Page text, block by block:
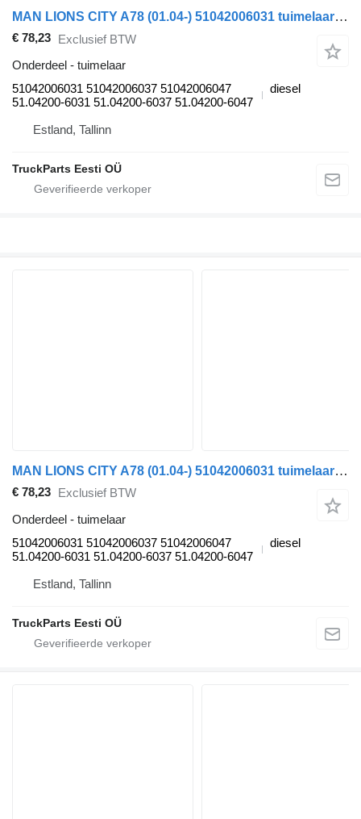
MAN LIONS CITY A78 (01.04-) 51042006031 tuimelaar voor MAN Lion's bus (1991-)
€ 78,23 Exclusief BTW
Onderdeel - tuimelaar
51042006031 51042006037 51042006047
51.04200-6031 51.04200-6037 51.04200-6047
diesel
Estland, Tallinn
TruckParts Eesti OÜ
MAN LIONS CITY A78 (01.04-) 51042006031 tuimelaar voor MAN Lion's bus (1991-)
€ 78,23 Exclusief BTW
Onderdeel - tuimelaar
51042006031 51042006037 51042006047
51.04200-6031 51.04200-6037 51.04200-6047
diesel
Estland, Tallinn
TruckParts Eesti OÜ